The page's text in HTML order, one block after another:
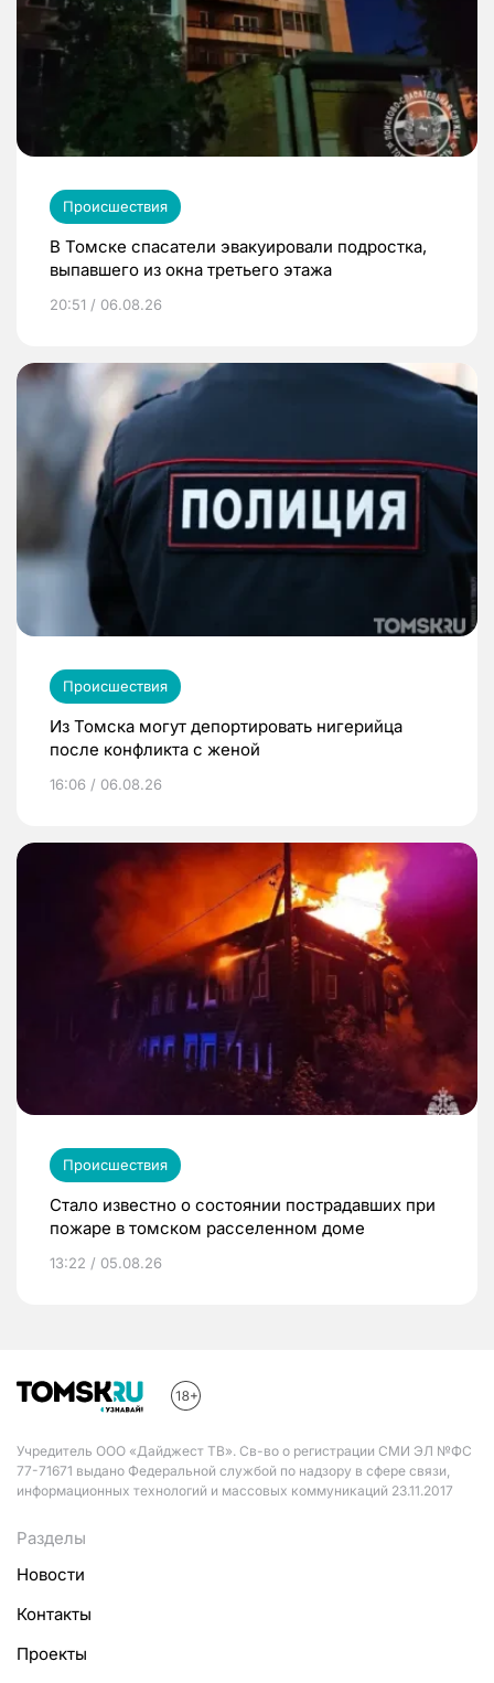
Происшествия
В Томске спасатели эвакуировали подростка,
выпавшего из окна третьего этажа
20:51 / 06.08.26
Происшествия
Из Томска могут депортировать нигерийца
после конфликта с женой
16:06 / 06.08.26
Происшествия
Стало известно о состоянии пострадавших при
пожаре в томском расселенном доме
13:22 / 05.08.26
Учредитель ООО «Дайджест ТВ». Св-во о регистрации СМИ ЭЛ №ФС
77-71671 выдано Федеральной службой по надзору в сфере связи,
информационных технологий и массовых коммуникаций 23.11.2017
Разделы
Новости
Контакты
Проекты